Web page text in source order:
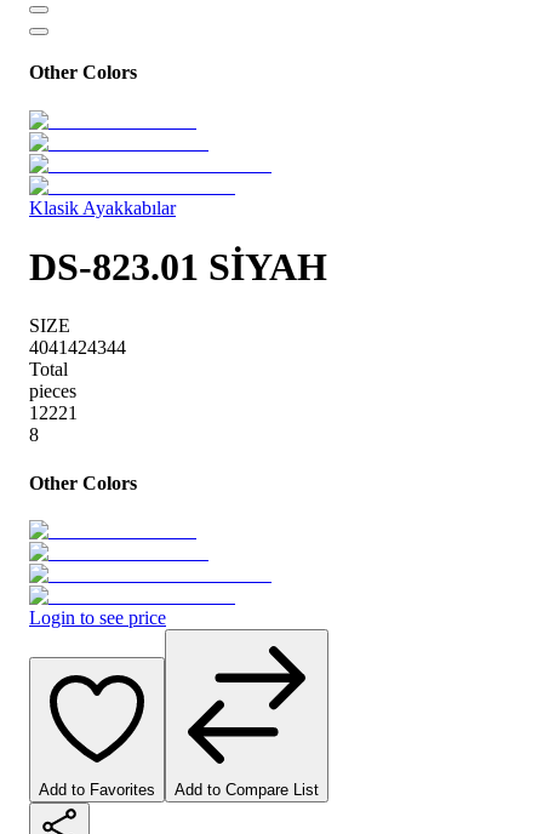
Other Colors
Klasik Ayakkabılar
DS-823.01 SİYAH
SIZE
4041424344
Total
pieces
12221
8
Other Colors
Login to see price
Add to Favorites Add to Compare List